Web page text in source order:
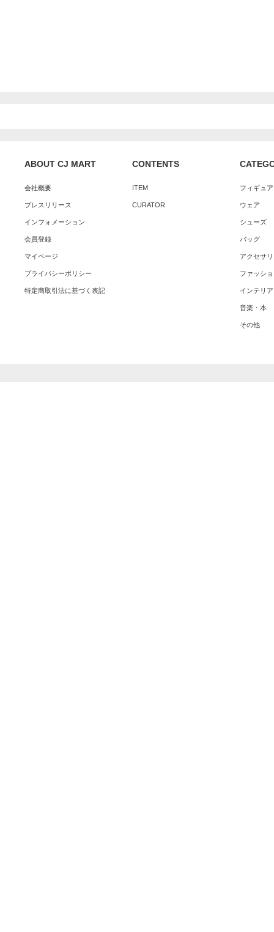
ABOUT CJ MART
会社概要
プレスリリース
インフォメーション
会員登録
マイページ
プライバシーポリシー
特定商取引法に基づく表記
CONTENTS
ITEM
CURATOR
フィギュ
ウェア
シューズ
バッグ
アクセサ
ファッシ
インテリア
音楽・本
その他